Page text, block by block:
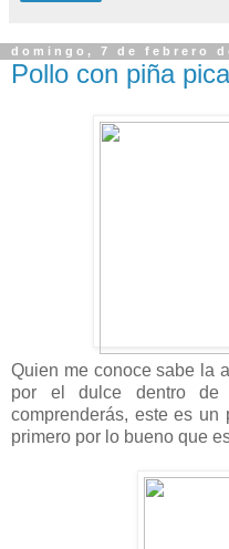
domingo, 7 de febrero
Pollo con piña
Quien me conoce sabe la
por el dulce dentro de
comprenderás, este es un
primero por lo bueno que